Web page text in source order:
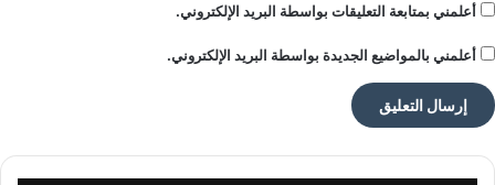
أعلمني بمتابعة التعليقات بواسطة البريد الإلكتروني.
أعلمني بالمواضيع الجديدة بواسطة البريد الإلكتروني.